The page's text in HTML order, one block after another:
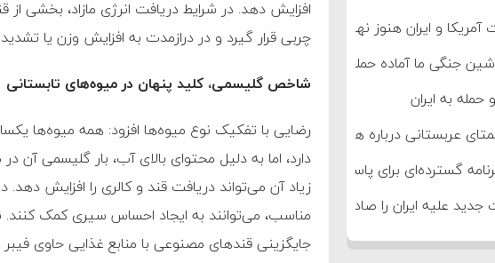
افزایش دهد. در شرایط دریافت انرژی مازاد، بخشی
چربی قرار گیرد و در درازمدت به افزایش وزن یا
شاخص گلیسمی، کلید پنهان در میوه‌های تابستانی
رضایی با تفکیک نوع میوه‌ها افزود: همه میوه‌ها
دارد، اما به دلیل محتوای بالای آب، بار گلیسمی
زیاد آن می‌تواند دریافت قند و کالری را افزایش
مناسب، می‌توانند به ایجاد احساس سیری کمک کنند.
جایگزینی قندهای مصنوعی با منابع غذایی حاوی
آمریکا و ایران هنوز نهایی نشده است
جنگی ما آماده حمله نظامی علیه ایران است
به ایران
عربستانی درباره همراهی با آمریکا
گسترده‌ای برای پاسخ به دیوانگی آمریکا داریم
علیه ایران را صادر کرد
مورد اصابت قرار گرفته و متوقف شدند